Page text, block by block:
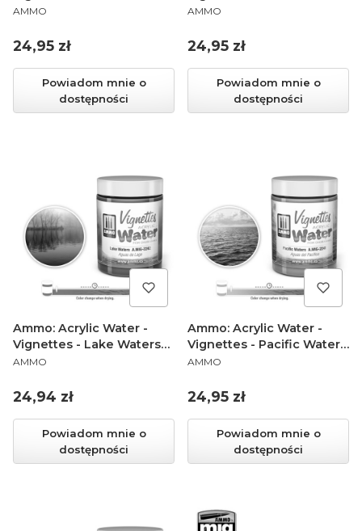
Waters (100 ml)
PRODUCENT
AMMO
Cena
24,95 zł
Powiadom mnie o
dostępności
Waters (100 ml)
PRODUCENT
AMMO
Cena
24,95 zł
Powiadom mnie o
dostępności
Ammo: Acrylic Water -
Vignettes - Lake Waters
(100 ml)
PRODUCENT
AMMO
Cena
24,94 zł
Powiadom mnie o
dostępności
Ammo: Acrylic Water -
Vignettes - Pacific Waters
(100 ml)
PRODUCENT
AMMO
Cena
24,95 zł
Powiadom mnie o
dostępności